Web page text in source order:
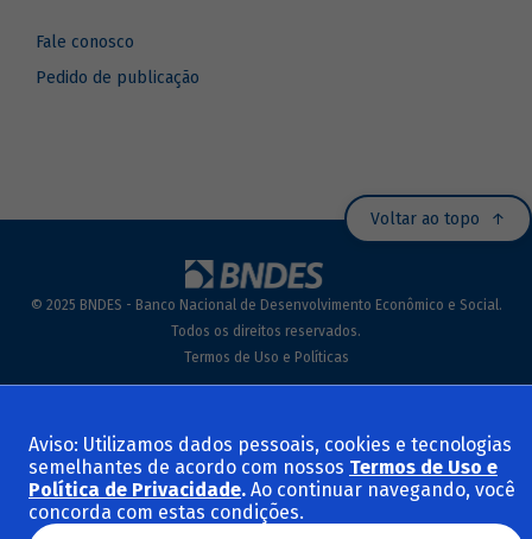
Fale conosco
Pedido de publicação
Voltar ao topo
© 2025 BNDES - Banco Nacional de Desenvolvimento Econômico e Social.
Todos os direitos reservados.
Termos de Uso e Políticas
Aviso: Utilizamos dados pessoais, cookies e tecnologias
semelhantes de acordo com nossos Termos de Uso e
Política de Privacidade. Ao continuar navegando, você
concorda com estas condições.